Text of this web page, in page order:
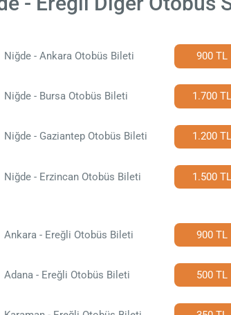
Niğde - Ankara Otobüs Bileti 900 TL
Niğde - Bursa Otobüs Bileti 1.700 TL
Niğde - Gaziantep Otobüs Bileti 1.200 TL
Niğde - Erzincan Otobüs Bileti 1.500 TL
Ankara - Ereğli Otobüs Bileti 900 TL
Adana - Ereğli Otobüs Bileti 500 TL